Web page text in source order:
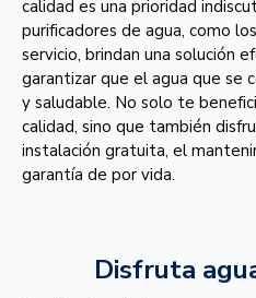
calidad es una prioridad
purificadores de agua, como
servicio, brindan una solución
garantizar que el agua que se
y saludable. No solo te
calidad, sino que también
instalación gratuita, el
garantía de por vida.
Disfruta